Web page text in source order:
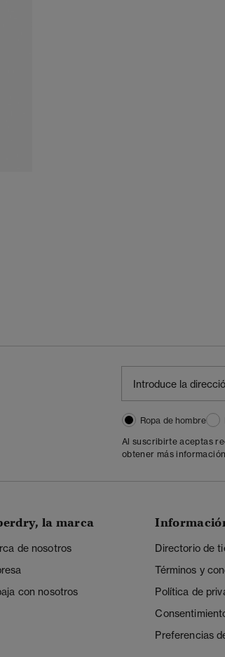
Ropa de hombre
Al suscribirte aceptas
obtener más
la marca
de nosotros
con nosotros
Directorio de
Términos y
Política de
Preferencias